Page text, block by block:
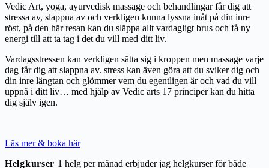
Vedic Art, yoga, ayurvedisk massage och behandlingar får dig att
stressa av, slappna av och verkligen kunna lyssna inåt på din inre
röst, på den här resan kan du släppa allt vardagligt brus och få ny
energi till att ta tag i det du vill med ditt liv.
Vardagsstressen kan verkligen sätta sig i kroppen men massage varje
dag får dig att slappna av. stress kan även göra att du sviker dig och
din inre längtan och glömmer vem du egentligen är och vad du vill
uppnå i ditt liv… med hjälp av Vedic arts 17 principer kan du hitta
dig själv igen.
Läs mer & boka här
Helgkurser 1 helg per månad erbjuder jag helgkurser för både